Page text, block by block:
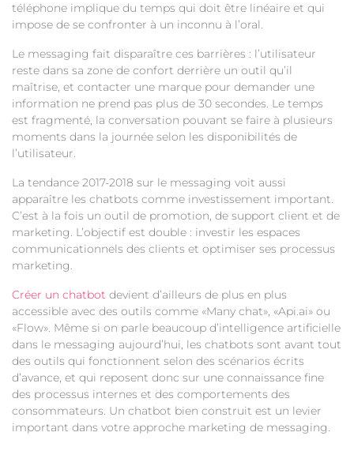
téléphone implique du temps qui doit être linéaire et qui
impose de se confronter à un inconnu à l’oral.
Le messaging fait disparaître ces barrières : l’utilisateur
reste dans sa zone de confort derrière un outil qu’il
maîtrise, et contacter une marque pour demander une
information ne prend pas plus de 30 secondes. Le temps
est fragmenté, la conversation pouvant se faire à plusieurs
moments dans la journée selon les disponibilités de
l’utilisateur.
La tendance 2017-2018 sur le messaging voit aussi
apparaître les chatbots comme investissement important.
C’est à la fois un outil de promotion, de support client et de
marketing. L’objectif est double : investir les espaces
communicationnels des clients et optimiser ses processus
marketing.
Créer un chatbot devient d’ailleurs de plus en plus
accessible avec des outils comme «Many chat», «Api.ai» ou
«Flow». Même si on parle beaucoup d’intelligence artificielle
dans le messaging aujourd’hui, les chatbots sont avant tout
des outils qui fonctionnent selon des scénarios écrits
d’avance, et qui reposent donc sur une connaissance fine
des processus internes et des comportements des
consommateurs. Un chatbot bien construit est un levier
important dans votre approche marketing de messaging.